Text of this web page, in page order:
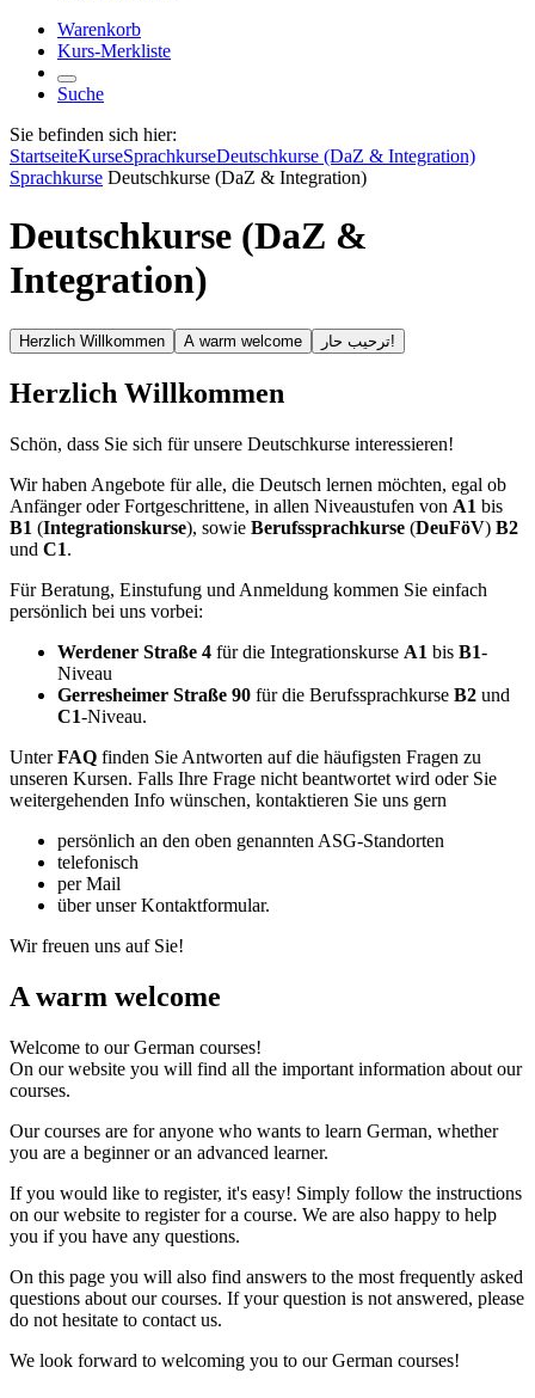
Warenkorb
Kurs-Merkliste
Suche
Sie befinden sich hier:
StartseiteKurseSprachkurseDeutschkurse (DaZ & Integration)
Sprachkurse Deutschkurse (DaZ & Integration)
Deutschkurse (DaZ &
Integration)
Herzlich Willkommen A warm welcome ترحيب حار!
Herzlich Willkommen
Schön, dass Sie sich für unsere Deutschkurse interessieren!
Wir haben Angebote für alle, die Deutsch lernen möchten, egal ob
Anfänger oder Fortgeschrittene, in allen Niveaustufen von A1 bis
B1 (Integrationskurse), sowie Berufssprachkurse (DeuFöV) B2
und C1.
Für Beratung, Einstufung und Anmeldung kommen Sie einfach
persönlich bei uns vorbei:
Werdener Straße 4 für die Integrationskurse A1 bis B1-
Niveau
Gerresheimer Straße 90 für die Berufssprachkurse B2 und
C1-Niveau.
UnterFAQ finden Sie Antworten auf die häufigsten Fragen zu
unseren Kursen. Falls Ihre Frage nicht beantwortet wird oder Sie
weitergehenden Info wünschen, kontaktieren Sie uns gern
persönlich an den oben genannten ASG-Standorten
telefonisch
per Mail
über unser Kontaktformular.
Wir freuen uns auf Sie!
A warm welcome
Welcome to our German courses!
On our website you will find all the important information about our
courses.
Our courses are for anyone who wants to learn German, whether
you are a beginner or an advanced learner.
If you would like to register, it's easy! Simply follow the instructions
on our website to register for a course. We are also happy to help
you if you have any questions.
On this page you will also find answers to the most frequently asked
questions about our courses. If your question is not answered, please
do not hesitate to contact us.
We look forward to welcoming you to our German courses!